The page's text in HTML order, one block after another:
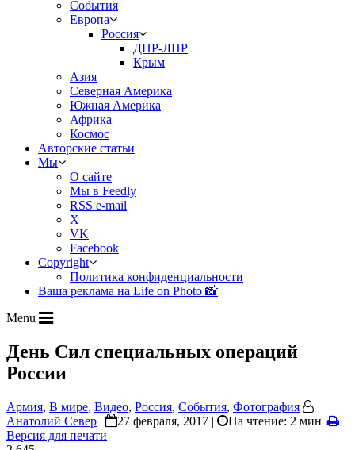
События
Европа
Россия
ДНР-ЛНР
Крым
Азия
Северная Америка
Южная Америка
Африка
Космос
Авторские статьи
Мы
О сайте
Мы в Feedly
RSS e-mail
X
VK
Facebook
Copyright
Политика конфиденциальности
Ваша реклама на Life on Photo 📸
Menu
День Сил специальных операций
России
Армия, В мире, Видео, Россия, События, Фотография
Анатолий Север | 27 февраля, 2017 | На чтение: 2 мин |
Версия для печати